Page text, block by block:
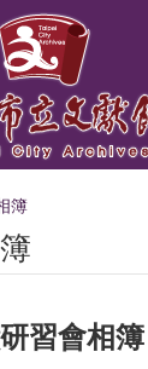
簿
習會相簿